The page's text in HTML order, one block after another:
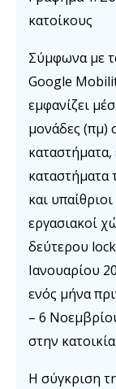
κατοίκους
Σύμφωνα με
Google
εμφανίζει
μονάδες (πμ)
και
εργασιακοί
δεύτερου
Ιανουαρίου
ενός μήνα
– 6
στην
Η σύγκριση